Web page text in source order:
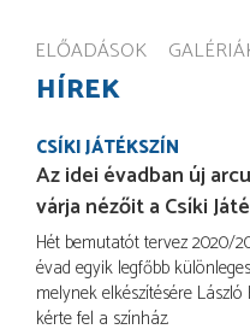
ELŐADÁSOK
HÍREK
CSÍKI JÁTÉKSZÍN
Az idei évadban új
várja nézőit a Csíki
Hét bemutatót tervez 2020/
évad egyik legfőbb
melynek elkészítésére
kérte fel a színház.